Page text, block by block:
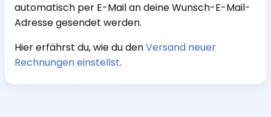
automatisch per E-Mail an deine Wunsch-E-Mail-
Adresse gesendet werden.
Hier erfährst du, wie du denVersand neuer
Rechnungen einstellst.